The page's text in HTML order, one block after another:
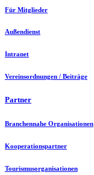
Für Mitglieder
Außendienst
Intranet
Vereinsordnungen / Beiträge
Partner
Branchennahe Organisationen
Kooperationspartner
Tourismusorganisationen